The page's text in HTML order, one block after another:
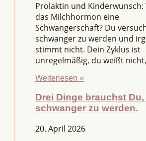
Prolaktin und
das Milchhormon eine
Schwangerschaft? Du
schwanger zu werden und
stimmt nicht. Dein Zyklus ist
unregelmäßig, du weißt
Weiterlesen »
Drei Dinge brauchst Du,
schwanger zu werden.
20. April 2026